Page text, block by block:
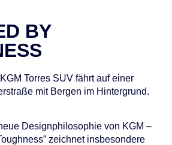
BY
De­sign­phi­lo­so­phie von KGM –
zeich­net ins­be­son­de­re